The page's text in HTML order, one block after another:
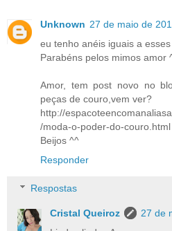
Unknown 27 de maio de
eu tenho anéis iguais a
Parabéns pelos mimos amor
Amor, tem post novo no
peças de couro,vem ver?
http://
/moda-o-poder-do-couro.html
Beijos ^^
Responder
Respostas
Cristal Queiroz
27 de